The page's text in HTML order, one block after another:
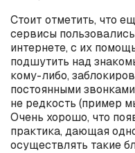
Стоит отметить, что
сервисы
интернете, с их
подшутить над
кому-либо,
постоянными
не редкость (пример
Очень хорошо, что
практика, дающая
осуществлять такие